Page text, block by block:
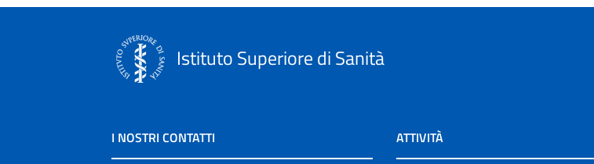
Istituto Superiore di Sanità
I NOSTRI CONTATTI ATTIVITÀ